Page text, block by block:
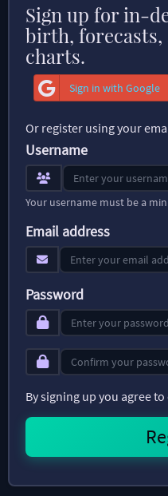
Sign up for in-
birth,
charts.
Sign in with Google
Or register using your
Username
Your username must be a
Email address
Password
By signing up you agree